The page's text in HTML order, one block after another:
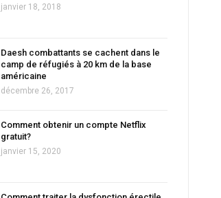
janvier 18, 2018
Daesh combattants se cachent dans le
camp de réfugiés à 20 km de la base
américaine
décembre 26, 2017
Comment obtenir un compte Netflix
gratuit?
janvier 15, 2020